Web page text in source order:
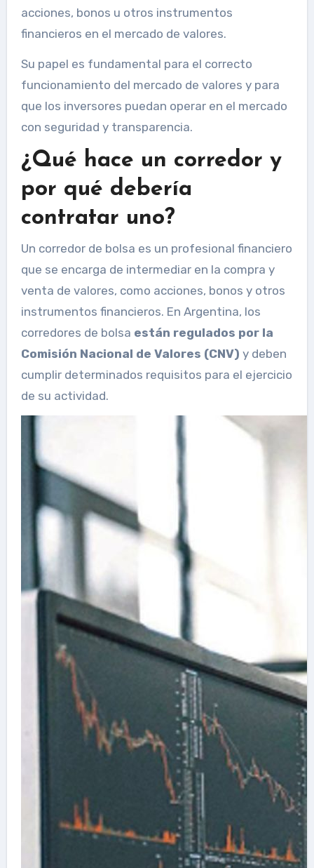
acciones, bonos u otros instrumentos
financieros en el mercado de valores.
Su papel es fundamental para el correcto
funcionamiento del mercado de valores y para
que los inversores puedan operar en el mercado
con seguridad y transparencia.
¿Qué hace un corredor y
por qué debería
contratar uno?
Un corredor de bolsa es un profesional financiero
que se encarga de intermediar en la compra y
venta de valores, como acciones, bonos y otros
instrumentos financieros. En Argentina, los
corredores de bolsa están regulados por la
Comisión Nacional de Valores (CNV) y deben
cumplir determinados requisitos para el ejercicio
de su actividad.